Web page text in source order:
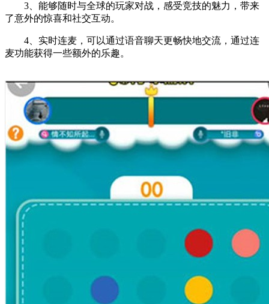
3、能够随时与全球的玩家对战，感受竞技的魅力，带来
了意外的惊喜和社交互动。
4、实时连麦，可以通过语音聊天更畅快地交流，通过连
麦功能获得一些额外的乐趣。